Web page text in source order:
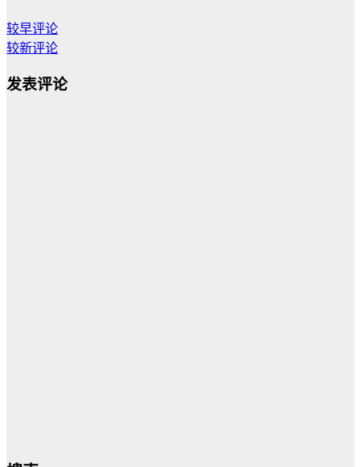
评
论
导
较早评论
较新评论
发表评论